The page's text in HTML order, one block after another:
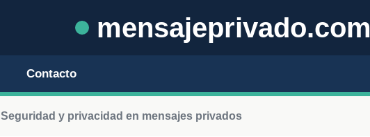
mensajeprivado.com
Contacto
Seguridad y privacidad en mensajes privados